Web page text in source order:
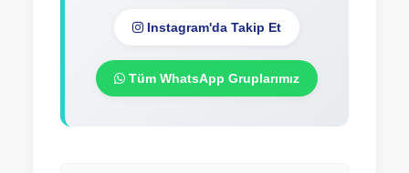
Instagram'da Takip Et
Tüm WhatsApp Gruplarımız